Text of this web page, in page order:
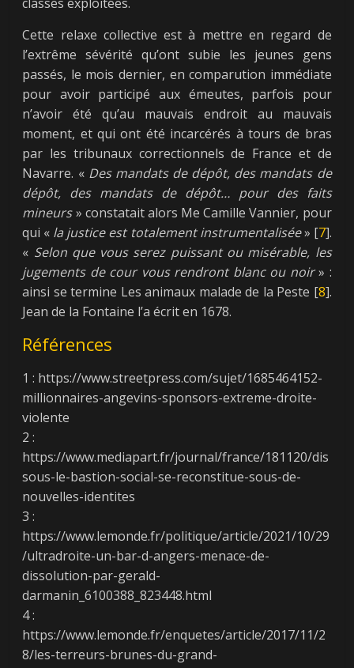
Cette relaxe collective est à mettre en regard de
l’extrême sévérité qu’ont subie les jeunes gens
passés, le mois dernier, en comparution immédiate
pour avoir participé aux émeutes, parfois pour
n’avoir été qu’au mauvais endroit au mauvais
moment, et qui ont été incarcérés à tours de bras
par les tribunaux correctionnels de France et de
Navarre. « Des mandats de dépôt, des mandats de
dépôt, des mandats de dépôt… pour des faits
mineurs» constatait alors Me Camille Vannier, pour
qui « la justice est totalement instrumentalisée» [7].
« Selon que vous serez puissant ou misérable, les
jugements de cour vous rendront blanc ou noir» :
ainsi se termine Les animaux malade de la Peste [8].
Jean de la Fontaine l’a écrit en 1678.
Références
1 : https://www.streetpress.com/sujet/1685464152-
millionnaires-angevins-sponsors-extreme-droite-
violente
2 :
https://www.mediapart.fr/journal/france/181120/dis
sous-le-bastion-social-se-reconstitue-sous-de-
nouvelles-identites
3 :
https://www.lemonde.fr/politique/article/2021/10/29
/ultradroite-un-bar-d-angers-menace-de-
dissolution-par-gerald-
darmanin_6100388_823448.html
4 :
https://www.lemonde.fr/enquetes/article/2017/11/2
8/les-terreurs-brunes-du-grand-